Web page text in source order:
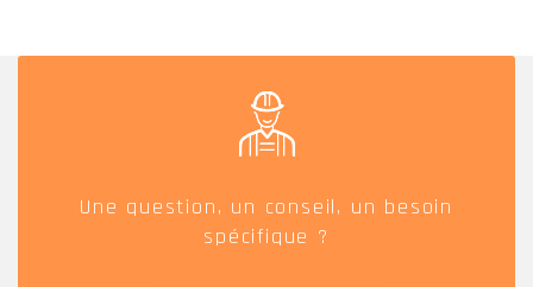
Une question, un conseil, un besoin
spécifique ?